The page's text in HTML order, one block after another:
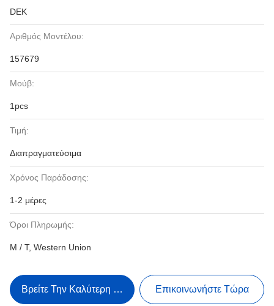
DEK
Αριθμός Μοντέλου:
157679
Μούβ:
1pcs
Τιμή:
Διαπραγματεύσιμα
Χρόνος Παράδοσης:
1-2 μέρες
Όροι Πληρωμής:
Μ / Τ, Western Union
Βρείτε Την Καλύτερη Τιμή Επικοινωνήστε Τώρα